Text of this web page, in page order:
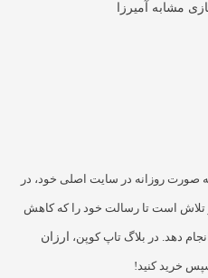
صورت روزانه در سایت اصلی خود، در
در تلاش است تا رسالت خود را که کاهش
دهد. در بلاگ تاپ کوپن، ارزان
خرید کنید!